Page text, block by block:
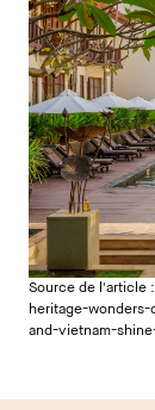
Source de l'article :
heritage-
and-vietnam-